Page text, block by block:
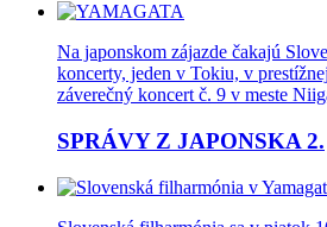
Na japonskom zájazde čakajú
koncerty, jeden v Tokiu, v
záverečný koncert č. 9 v meste
SPRÁVY Z JAPONSKA 2.